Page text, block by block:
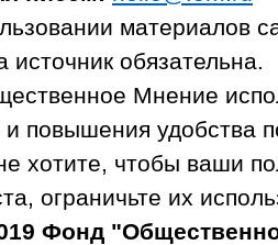
материалов
источник обязательна.
Мнение
и повышения удобства
хотите, чтобы ваши
ограничьте их
Фонд